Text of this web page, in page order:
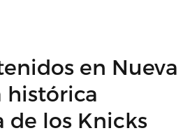
en Nueva
histórica
de los Knicks